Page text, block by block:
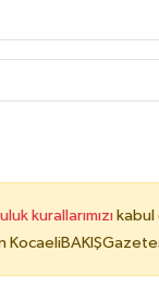
kurallarımızı